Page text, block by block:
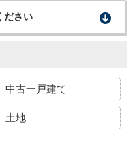
ださい
中古一戸建て
土地